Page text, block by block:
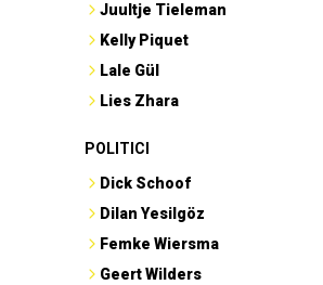
Juultje Tieleman
Kelly Piquet
Lale Gül
Lies Zhara
POLITICI
Dick Schoof
Dilan Yesilgöz
Femke Wiersma
Geert Wilders